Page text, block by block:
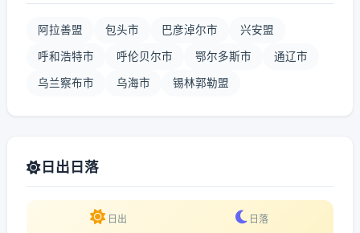
阿拉善盟 包头市 巴彦淖尔市 兴安盟
呼和浩特市 呼伦贝尔市 鄂尔多斯市 通辽市
乌兰察布市 乌海市 锡林郭勒盟
日出日落
日出 日落